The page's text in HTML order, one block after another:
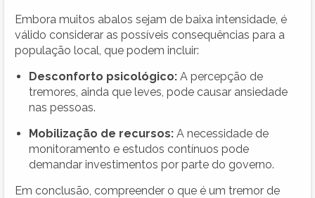
Embora muitos abalos sejam de baixa intensidade, é
válido considerar as possíveis consequências para a
população local, que podem incluir:
Desconforto psicológico: A percepção de
tremores, ainda que leves, pode causar ansiedade
nas pessoas.
Mobilização de recursos: A necessidade de
monitoramento e estudos contínuos pode
demandar investimentos por parte do governo.
Em conclusão, compreender o que é um tremor de